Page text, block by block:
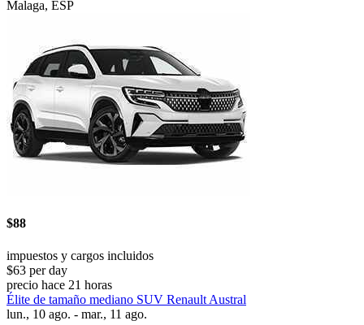
Malaga, ESP
$88
impuestos y cargos incluidos
$63 per day
precio hace 21 horas
Élite de tamaño mediano SUV Renault Austral
lun., 10 ago. - mar., 11 ago.